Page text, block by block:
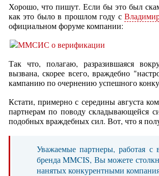
Хорошо, что пишут. Если бы это был
как это было в прошлом году с
официальном форуме компании:
Так что, полагаю, разразившаяся
вызвана, скорее всего, враждебно
кампанию по очернению успешного
Кстати, примерно с середины августа
партнерам по поводу складывающейся
подобных враждебных сил. Вот, что я
Уважаемые партнеры, работая
бренда MMCIS, Вы можете
нанятых конкурентными